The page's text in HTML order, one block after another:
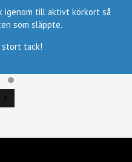
igenom till aktivt körkort så
som släppte.
stort tack!
SLIDE 1SLIDE 2
TESTIMONIAL SLIDE 3
NEXT